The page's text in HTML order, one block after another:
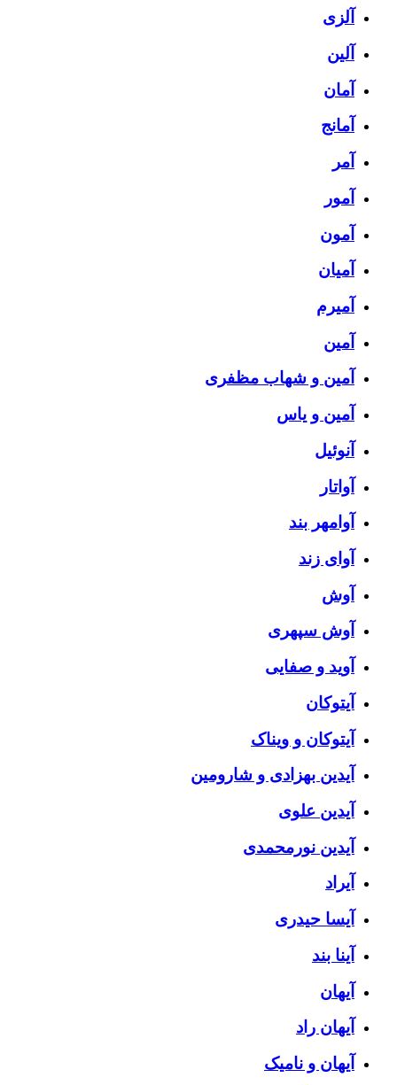
آلزی
آلین
آمان
آمانج
آمر
آمور
آمون
آمیان
آمیرم
آمین
آمین و شهاب مظفری
آمین و یاس
آنوئیل
آواتار
آوامهر بند
آوای زند
آوش
آوش سپهری
آوید و صفایی
آیتوکان
آیتوکان و ویناک
آیدین بهزادی و شارومین
آیدین علوی
آیدین نورمحمدی
آیراد
آیسا حیدری
آینا بند
آیهان
آیهان راد
آیهان و نامیک